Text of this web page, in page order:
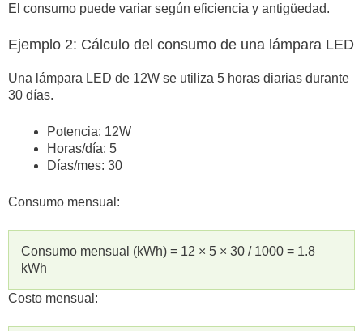
El consumo puede variar según eficiencia y antigüedad.
Ejemplo 2: Cálculo del consumo de una lámpara LED
Una lámpara LED de 12W se utiliza 5 horas diarias durante
30 días.
Potencia: 12W
Horas/día: 5
Días/mes: 30
Consumo mensual:
Consumo mensual (kWh) = 12 × 5 × 30 / 1000 = 1.8
kWh
Costo mensual: